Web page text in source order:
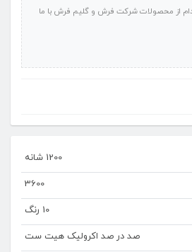
از محصولات شرکت فرش و گلیم فرش با ما
1200 شانه
3600
10 رنگ
صد در صد اکرولیک هیت ست